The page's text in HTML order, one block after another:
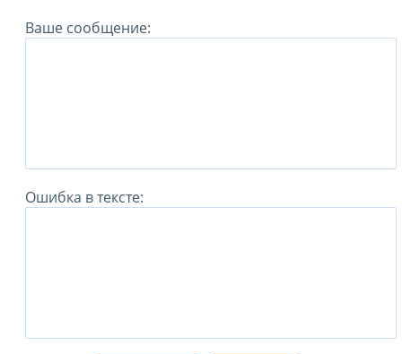
Ваше сообщение:
Ошибка в тексте: